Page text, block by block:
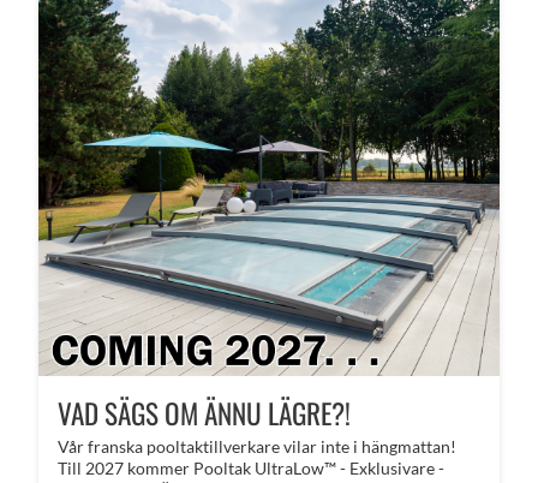
VAD SÄGS OM ÄNNU LÄGRE?!
​Vår franska pooltaktillverkare vilar inte i hängmattan!
Till 2027 kommer Pooltak UltraLow™ - Exklusivare -